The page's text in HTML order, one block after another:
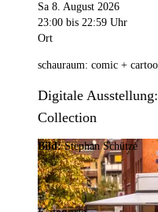
Sa 8. August 2026
23:00 bis 22:59 Uhr
Ort
schauraum: comic +
Digitale
Collection
Bild:Stephan Schütze